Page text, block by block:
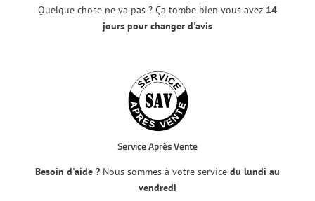
Quelque chose ne va pas ? Ça tombe bien vous avez 14
jours pour changer d'avis
Service Après Vente
Besoin d'aide ? Nous sommes à votre service du lundi au
vendredi